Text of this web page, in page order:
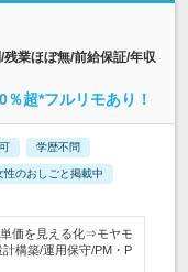
業ほぼ無/前給保証/年収
％超*フルリモあり！
学歴不問
性のおしごと掲載中
単価を見える化⇒モヤモ
構築/運用保守/PM・P